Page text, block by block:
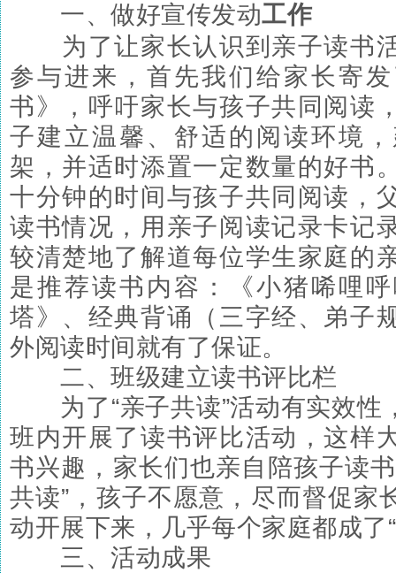
一、做好宣传发动工作
为了让家长认识到亲子读书
参与进来，首先我们给家长寄
书》，呼吁家长与孩子共同阅读
子建立温馨、舒适的阅读环境
架，并适时添置一定数量的好书
十分钟的时间与孩子共同阅读，
读书情况，用亲子阅读记录卡记
较清楚地了解道每位学生家庭的
是推荐读书内容：《小猪唏哩
塔》、经典背诵（三字经、弟子
外阅读时间就有了保证。
二、班级建立读书评比栏
为了“亲子共读”活动有实效性
班内开展了读书评比活动，这样
书兴趣，家长们也亲自陪孩子读
共读”，孩子不愿意，尽而督促家
动开展下来，几乎每个家庭都成了
三、活动成果